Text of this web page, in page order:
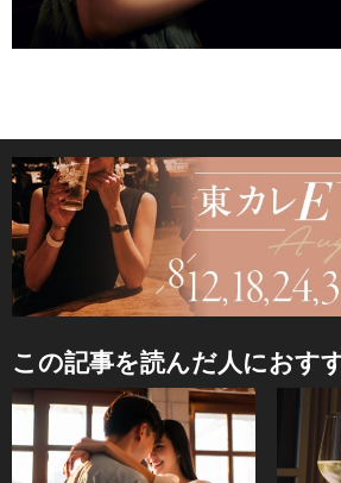
この記事を読んだ人におす